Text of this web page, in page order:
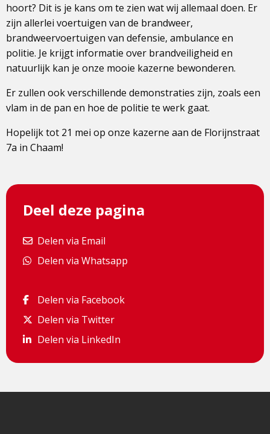
hoort? Dit is je kans om te zien wat wij allemaal doen. Er
zijn allerlei voertuigen van de brandweer,
brandweervoertuigen van defensie, ambulance en
politie. Je krijgt informatie over brandveiligheid en
natuurlijk kan je onze mooie kazerne bewonderen.
Er zullen ook verschillende demonstraties zijn, zoals een
vlam in de pan en hoe de politie te werk gaat.
Hopelijk tot 21 mei op onze kazerne aan de Florijnstraat
7a in Chaam!
Deel deze pagina
Delen via Email
Delen via Email
Delen via Whatsapp
Delen via Whatsapp
Delen via Facebook
Delen via Facebook
Delen via Twitter
Delen via Twitter
Delen via LinkedIn
Delen via LinkedIn